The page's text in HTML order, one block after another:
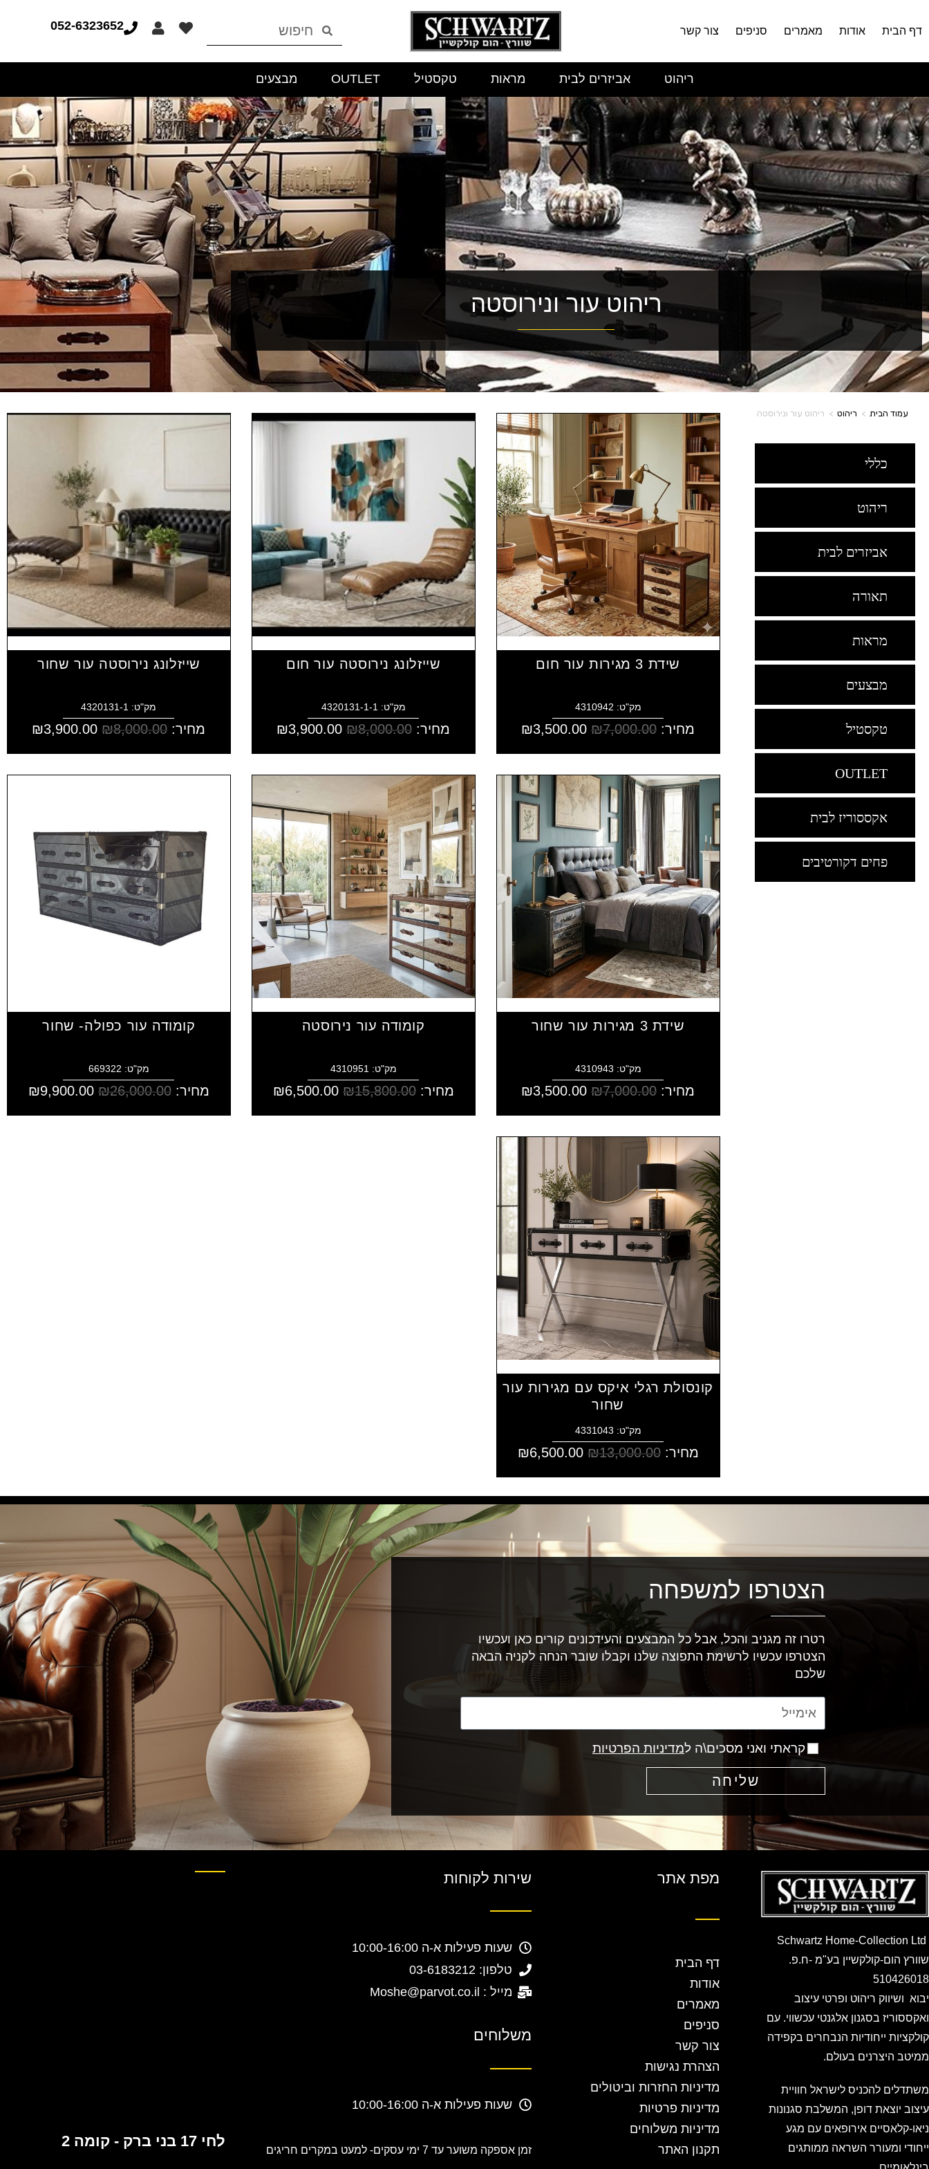
דף הבית אודות מאמרים סניפים צור קשר 052-6323652
ריהוט אביזרים לבית מראות טקסטיל OUTLET מבצעים
ריהוט עור ונירוסטה
עמוד הבית > ריהוט > ריהוט עור ונירוסטה
כללי
ריהוט
אביזרים לבית
תאורה
מראות
מבצעים
טקסטיל
OUTLET
אקססוריז לבית
פחים דקורטיבים
שידת 3 מגירות עור חום
מק"ט: 4310942
מחיר: ₪7,000.00
₪3,500.00
שייזלונג נירוסטה עור חום
מק"ט: 4320131-1-1
מחיר: ₪8,000.00
₪3,900.00
שייזלונג נירוסטה עור שחור
מק"ט: 4320131-1
מחיר: ₪8,000.00
₪3,900.00
שידת 3 מגירות עור שחור
מק"ט: 4310943
מחיר: ₪7,000.00
₪3,500.00
קומודה עור נירוסטה
מק"ט: 4310951
מחיר: ₪15,800.00
₪6,500.00
קומודה עור כפולה- שחור
מק"ט: 669322
מחיר: ₪26,000.00
₪9,900.00
קונסולת רגלי איקס עם מגירות עור
שחור
מק"ט: 4331043
מחיר: ₪13,000.00
₪6,500.00
הצטרפו למשפחה
רטרו זה מגניב והכל, אבל כל המבצעים והעידכונים קורים כאן ועכשיו
הצטרפו עכשיו לרשימת התפוצה שלנו וקבלו שובר הנחה לקניה הבאה
שלכם
קראתי ואני מסכים\ה למדיניות הפרטיות
שליחה
שוורץ הום-קולקשיין בע"מ -ח.פ.
510426018
יבוא ושיווק ריהוט ופרטי עיצוב
ואקססוריז בסגנון אלגנטי עכשווי. עם
קולקציות ייחודיות הנבחרים בקפידה
ממיטב היצרנים בעולם.
משתדלים להכניס לישראל חוויית
עיצוב יוצאת דופן, המשלבת סגנונות
ניאו-קלאסיים אירופאים עם מגע
ייחודי ומעורר השראה ממותגים
מפת אתר
דף הבית
אודות
מאמרים
סניפים
צור קשר
הצהרת נגישות
מדיניות החזרות וביטולים
מדיניות פרטיות
מדיניות משלוחים
תקנון האתר
שירות לקוחות
שעות פעילות א-ה 10:00-16:00
טלפון: 03-6183212
מייל : Moshe@parvot.co.il
משלוחים
שעות פעילות א-ה 10:00-16:00
זמן אספקה משוער עד 7 ימי עסקים- למעט במקרים חריגים
לחי 17 בני ברק - קומה 2